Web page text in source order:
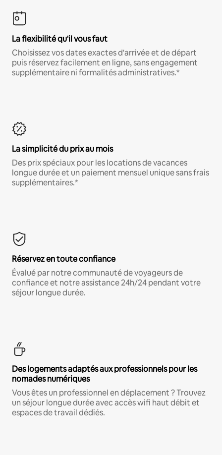
La flexibilité qu'il vous faut
Choisissez vos dates exactes d'arrivée et de départ
puis réservez facilement en ligne, sans engagement
supplémentaire ni formalités administratives.*
La simplicité du prix au mois
Des prix spéciaux pour les locations de vacances
longue durée et un paiement mensuel unique sans frais
supplémentaires.*
Réservez en toute confiance
Évalué par notre communauté de voyageurs de
confiance et notre assistance 24h/24 pendant votre
séjour longue durée.
Des logements adaptés aux professionnels pour les
nomades numériques
Vous êtes un professionnel en déplacement ? Trouvez
un séjour longue durée avec accès wifi haut débit et
espaces de travail dédiés.